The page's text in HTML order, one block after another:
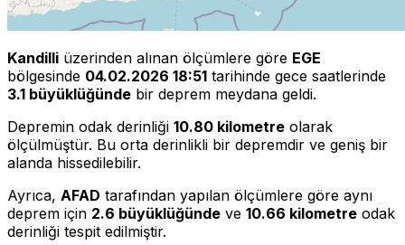
Kandilli üzerinden alınan ölçümlere göre EGE
bölgesinde 04.02.2026 18:51 tarihinde gece saatlerinde
3.1 büyüklüğünde bir deprem meydana geldi.
Depremin odak derinliği 10.80 kilometre olarak
ölçülmüştür. Bu orta derinlikli bir depremdir ve geniş bir
alanda hissedilebilir.
Ayrıca, AFAD tarafından yapılan ölçümlere göre aynı
deprem için 2.6 büyüklüğünde ve 10.66 kilometre odak
derinliği tespit edilmiştir.